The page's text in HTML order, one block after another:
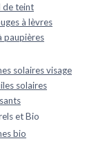
de teint
à lèvres
paupières
solaires visage
solaires
et Bio
bio